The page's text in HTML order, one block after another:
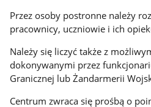
Przez osoby postronne należy
pracownicy, uczniowie i ich
Należy się liczyć także z
dokonywanymi przez
Granicznej lub Żandarmerii
Centrum zwraca się prośbą o